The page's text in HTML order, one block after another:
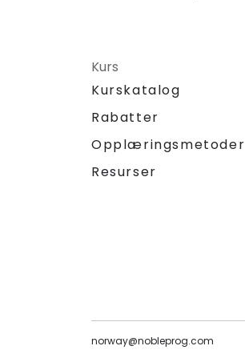
Kurs
Kurskatalog
Rabatter
Opplæringsmetoder
Resurser
norway@nobleprog.com